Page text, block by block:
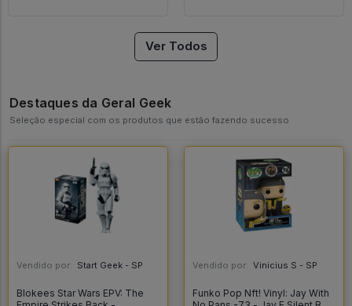
Ver Todos
Destaques da Geral Geek
Seleção especial com os produtos que estão fazendo sucesso
Vendido por: Start Geek - SP
Blokees Star Wars EPV: The
Vendido por: Vinicius S - SP
Funko Pop Nft! Vinyl: Jay With